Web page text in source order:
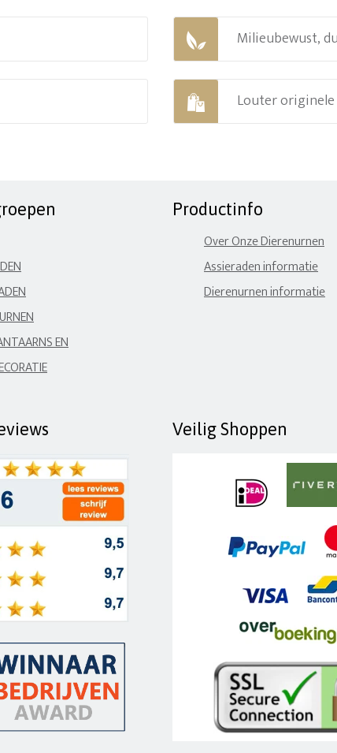
Milieubewust,
Louter
EN
Productinfo
Over Onze Dierenurnen
Assieraden informatie
Dierenurnen informatie
Veilig Shoppen